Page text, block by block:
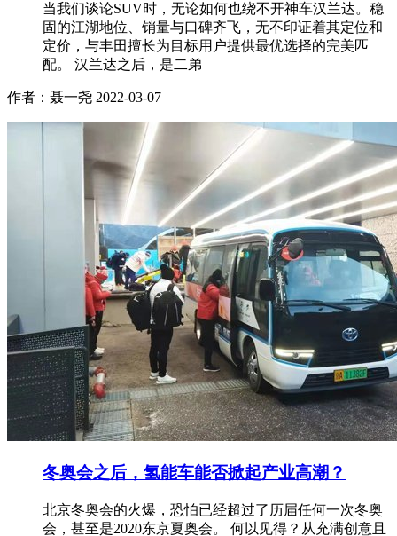
当我们谈论SUV时，无论如何也绕不开神车汉兰达。稳
固的江湖地位、销量与口碑齐飞，无不印证着其定位和
定价，与丰田擅长为目标用户提供最优选择的完美匹
配。 汉兰达之后，是二弟
作者：聂一尧 2022-03-07
冬奥会之后，氢能车能否掀起产业高潮？
北京冬奥会的火爆，恐怕已经超过了历届任何一次冬奥
会，甚至是2020东京夏奥会。 何以见得？从充满创意且